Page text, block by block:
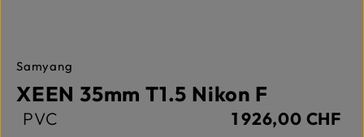
Samyang
XEEN 35mm T1.5 Nikon F
PVC 1 926,00 CHF